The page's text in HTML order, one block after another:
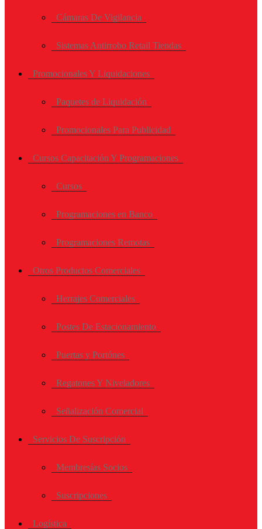
Cámaras De Vigilancia
Sistemas Antirrobo Retail Tiendas
Promocionales Y Liquidaciones
Paquetes de Liquidación
Promocionales Para Publicidad
Cursos Capacitación Y Programaciones
Cursos
Programaciones en Banco
Programaciones Remotas
Otros Productos Comerciales
Herrajes Comerciales
Postes De Estacionamiento
Puertas y Portónes
Regatones Y Niveladores
Señalización Comercial
Servicios De Suscripción
Membresías Socios
Suscripciones
Logística